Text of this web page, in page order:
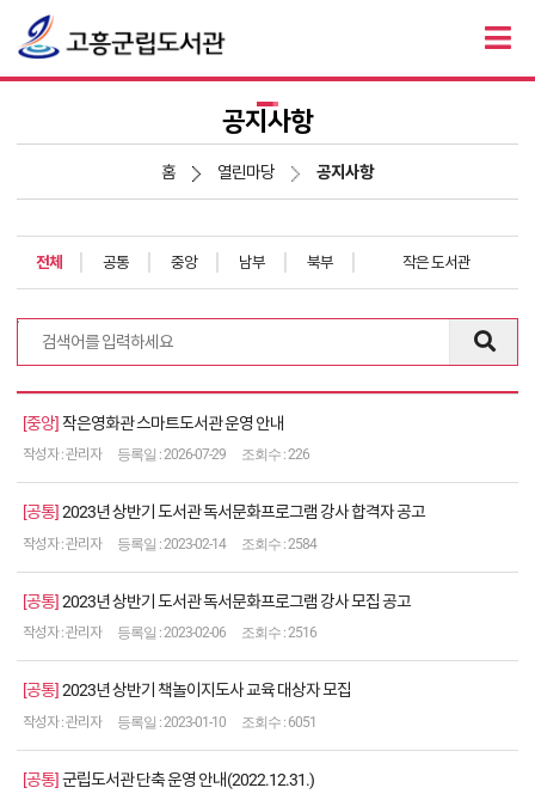
공지사항
홈 열린마당 공지사항
전체 공통 중앙 남부 북부 작은 도서관
전체 393건
지
사
항
중앙 작은영화관 스마트도서관 운영 안내
관리자 2026-07-29 226
공통 2023년 상반기 도서관 독서문화프로그램 강사 합격자 공고
관리자 2023-02-14 2584
공통 2023년 상반기 도서관 독서문화프로그램 강사 모집 공고
관리자 2023-02-06 2516
공통 2023년 상반기 책놀이지도사 교육 대상자 모집
관리자 2023-01-10 6051
공통 군립도서관 단축 운영 안내(2022.12.31.)